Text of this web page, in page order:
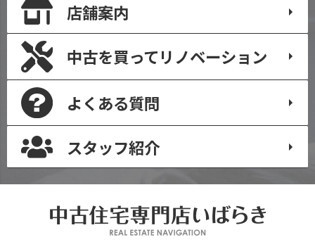
店舗案内
中古を買ってリノベーション
よくある質問
スタッフ紹介